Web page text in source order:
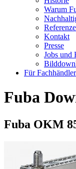
Warum
Kontakt
Presse
Jobs und
Für Fachhändler
Fuba
Fuba OKM